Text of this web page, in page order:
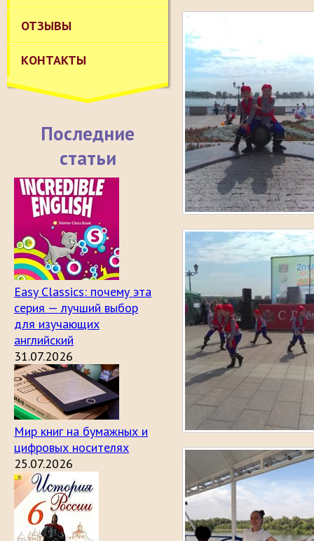
ОТЗЫВЫ
КОНТАКТЫ
Последние
статьи
Easy Classics: почему эта
серия — лучший выбор
для изучающих
английский
31.07.2026
Мир книг на бумажных и
цифровых носителях
25.07.2026